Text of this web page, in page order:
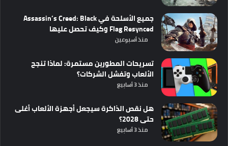
جميع الأسلحة في Assassin’s Creed: Black
Flag Resynced وكيف تحصل عليها
منذ أسبوعين
تسريحات المطورين مستمرة: لماذا تنجح
الألعاب وتفشل الشركات؟
منذ 3 أسابيع
هل نقص الذاكرة سيجعل أجهزة الألعاب أغلى
حتى 2028؟
منذ 3 أسابيع